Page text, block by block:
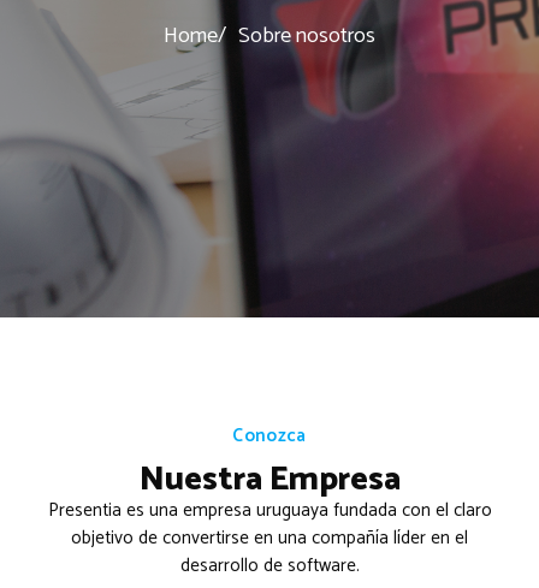
Home Sobre nosotros
Conozca
Nuestra Empresa
Presentia es una empresa uruguaya fundada con el claro
objetivo de convertirse en una compañía líder en el
desarrollo de software.